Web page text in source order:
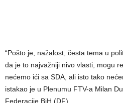
“Pošto je, nažalost, česta tema u
da je to najvažniji nivo vlasti, mogu
nećemo ići sa SDA, ali isto tako
istakao je u Plenumu FTV-a Milan
Federacije BiH (DF).